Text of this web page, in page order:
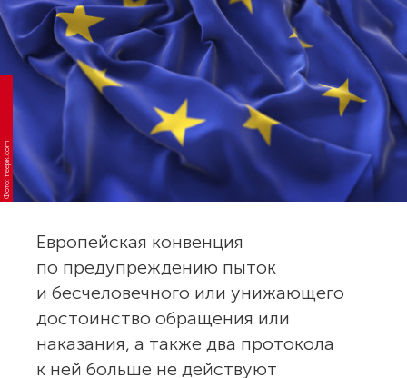
Фото: freepik.com
Европейская конвенция
по предупреждению пыток
и бесчеловечного или унижающего
достоинство обращения или
наказания, а также два протокола
к ней больше не действуют